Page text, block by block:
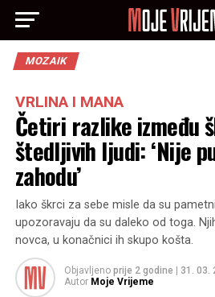
MOZAIK
VRLINA I MANA
Četiri razlike između
štedljivih ljudi: ‘Nije
zahodu’
Iako škrci za sebe misle da su
upozoravaju da su daleko od toga.
novca, u konačnici ih skupo košta.
Objavljeno prije 2 godine
31. 03.
Autor Moje Vrijeme